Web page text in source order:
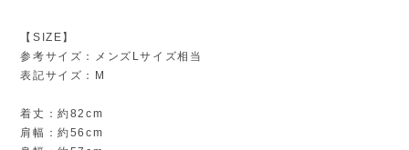
【SIZE】
参考サイズ：メンズLサイズ相当
表記サイズ：M
着丈：約82cm
肩幅：約56cm